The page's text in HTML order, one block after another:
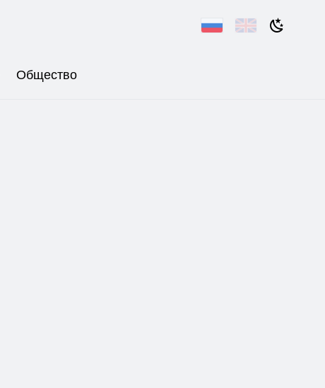
Общество